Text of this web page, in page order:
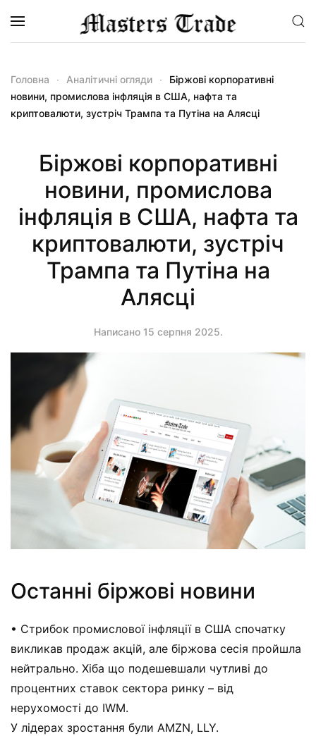
Перейти до основного вмісту
Головна Аналітичні огляди
Біржові корпоративні
новини, промислова інфляція в США, нафта та
криптовалюти, зустріч Трампа та Путіна на Алясці
Біржові корпоративні
новини, промислова
інфляція в США, нафта та
криптовалюти, зустріч
Трампа та Путіна на
Алясці
Написано 15 серпня 2025.
Останні біржові новини
• Стрибок промислової інфляції в США спочатку
викликав продаж акцій, але біржова сесія пройшла
нейтрально. Хіба що подешевшали чутливі до
процентних ставок сектора ринку – від
нерухомості до IWM.
У лідерах зростання були AMZN, LLY.